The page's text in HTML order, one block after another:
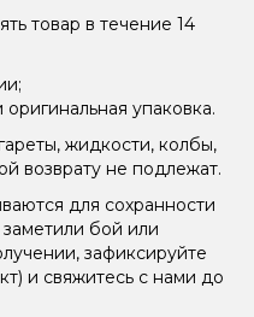
товар в течение 14
упаковка.
жидкости, колбы,
возврату не подлежат.
для сохранности
бой или
зафиксируйте
и свяжитесь с нами до